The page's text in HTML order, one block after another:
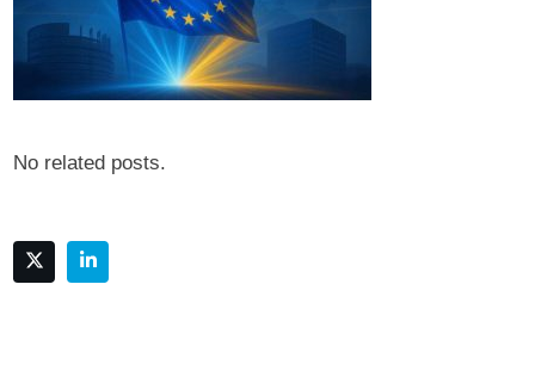
No related posts.